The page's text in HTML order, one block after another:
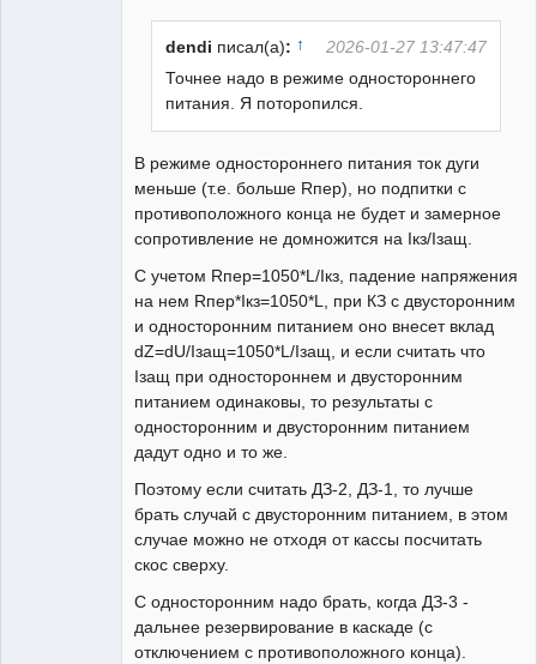
dendi писал(а): ↑
2026-01-27 13:47:47
Точнее надо в режиме одностороннего
питания. Я поторопился.
В режиме одностороннего питания ток дуги
меньше (т.е. больше Rпер), но подпитки с
противоположного конца не будет и замерное
сопротивление не домножится на Iкз/Iзащ.
С учетом Rпер=1050*L/Iкз, падение напряжения
на нем Rпер*Iкз=1050*L, при КЗ с двусторонним
и односторонним питанием оно внесет вклад
dZ=dU/Iзащ=1050*L/Iзащ, и если считать что
Iзащ при одностороннем и двусторонним
питанием одинаковы, то результаты с
односторонним и двусторонним питанием
дадут одно и то же.
Поэтому если считать ДЗ-2, ДЗ-1, то лучше
брать случай с двусторонним питанием, в этом
случае можно не отходя от кассы посчитать
скос сверху.
С односторонним надо брать, когда ДЗ-3 -
дальнее резервирование в каскаде (с
отключением с противоположного конца).